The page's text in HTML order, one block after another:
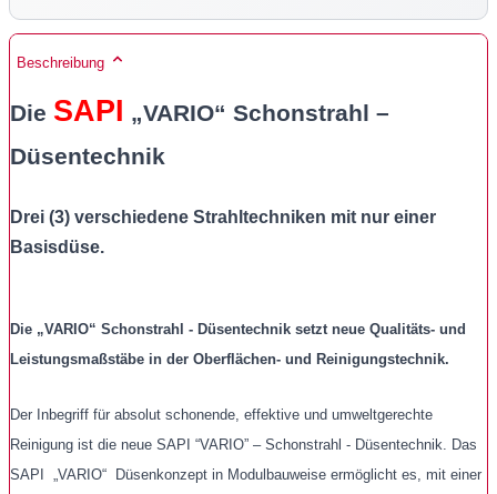
Beschreibung
Die SAPI „VARIO“ Schonstrahl –
Düsentechnik
Drei (3) verschiedene Strahltechniken mit nur einer
Basisdüse.
Die „VARIO“ Schonstrahl - Düsentechnik setzt neue Qualitäts- und
Leistungsmaßstäbe in der Oberflächen- und Reinigungstechnik.
Der Inbegriff für absolut schonende, effektive und umweltgerechte
Reinigung ist die neue SAPI “VARIO” – Schonstrahl - Düsentechnik. Das
SAPI „VARIO“ Düsenkonzept in Modulbauweise ermöglicht es, mit einer